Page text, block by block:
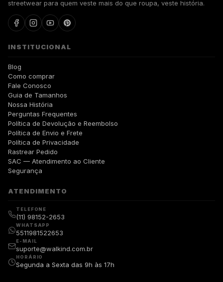
streetwear para quem veste mais do que roupa, veste história.
INSTITUCIONAL
Blog
Como comprar
Fale Conosco
Guia de Tamanhos
Nossa História
Perguntas Frequentes
Política de Devolução e Reembolso
Política de Envio e Frete
Política de Privacidade
Rastrear Pedido
SAC — Atendimento ao Cliente
Segurança
ATENDIMENTO
TELEFONE
(11) 98152-2653
WHATSAPP
5511981522653
E-MAIL
suporte@walkind.com.br
HORÁRIO
Segunda a Sexta das 9h às 17h